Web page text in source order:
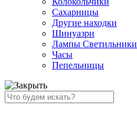
Сахарницы
Другие находки
Шинуазри
Лампы Светильники
Часы
Пепельницы